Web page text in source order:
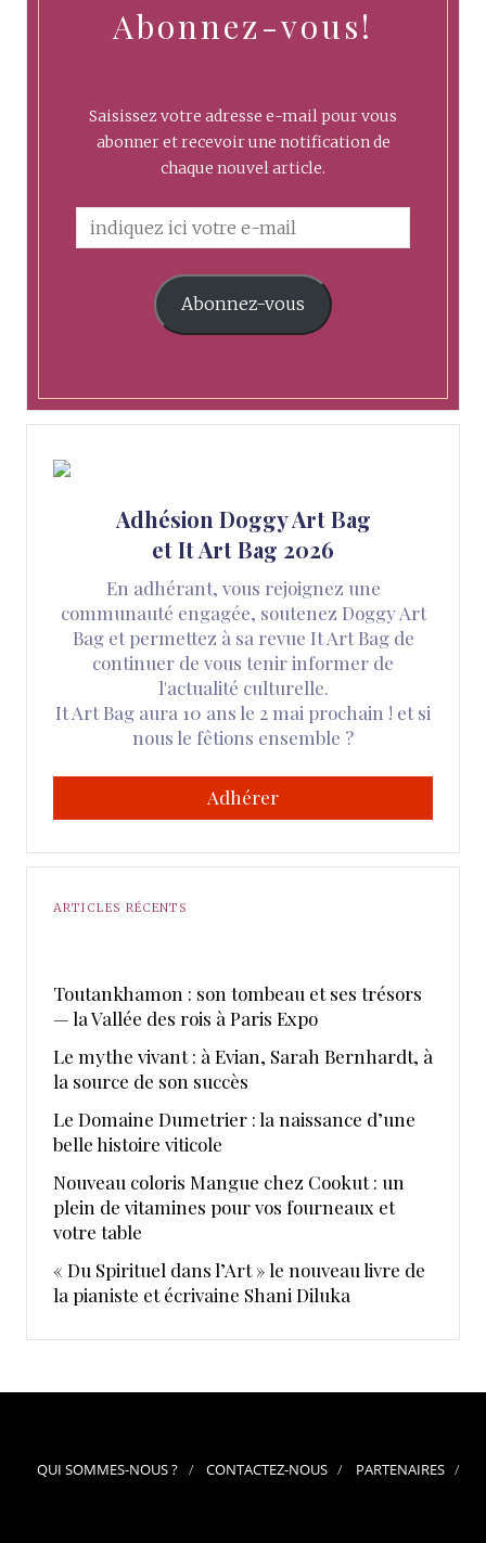
Abonnez-vous!
Saisissez votre adresse e-mail pour vous
abonner et recevoir une notification de
chaque nouvel article.
Abonnez-vous
Adhésion Doggy Art Bag
et It Art Bag 2026
En adhérant, vous rejoignez une
communauté engagée, soutenez Doggy Art
Bag et permettez à sa revue It Art Bag de
continuer de vous tenir informer de
l'actualité culturelle.
It Art Bag aura 10 ans le 2 mai prochain ! et si
nous le fêtions ensemble ?
Adhérer
ARTICLES RÉCENTS
Toutankhamon : son tombeau et ses trésors
— la Vallée des rois à Paris Expo
Le mythe vivant : à Evian, Sarah Bernhardt, à
la source de son succès
Le Domaine Dumetrier : la naissance d’une
belle histoire viticole
Nouveau coloris Mangue chez Cookut : un
plein de vitamines pour vos fourneaux et
votre table
« Du Spirituel dans l’Art » le nouveau livre de
la pianiste et écrivaine Shani Diluka
QUI SOMMES-NOUS ? CONTACTEZ-NOUS PARTENAIRES